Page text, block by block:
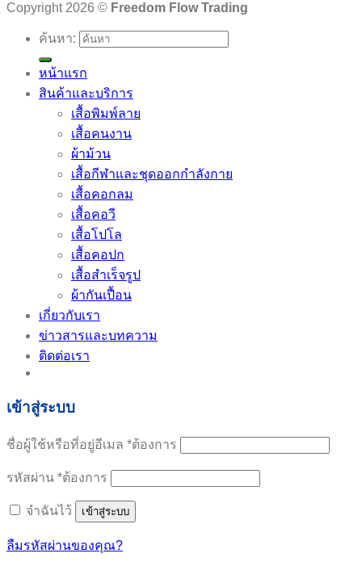
Copyright 2026 © Freedom Flow Trading
ค้นหา:
หน้าแรก
สินค้าและบริการ
เสื้อพิมพ์ลาย
เสื้อคนงาน
ผ้าม้วน
เสื้อกีฬาและชุดออกกำลังกาย
เสื้อคอกลม
เสื้อคอวี
เสื้อโปโล
เสื้อคอปก
เสื้อสำเร็จรูป
ผ้ากันเปื้อน
เกี่ยวกับเรา
ข่าวสารและบทความ
ติดต่อเรา
เข้าสู่ระบบ
ชื่อผู้ใช้หรือที่อยู่อีเมล *ต้องการ
รหัสผ่าน *ต้องการ
จำฉันไว้ เข้าสู่ระบบ
ลืมรหัสผ่านของคุณ?